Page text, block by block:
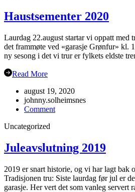
19.sept
Haustsementer 2020
Laurdag 22.august startar vi oppatt med
det frammøte ved «garasje Grønfur» kl.
ny sesong i det vi trur er fylkets eldste
Read More
august 19, 2020
johnny.solheimsnes
Commenton
Uncategorized
Juleavslutning 2019
2019 er snart historie, og vi har lagt bak
Tradisjonen tru: Siste laurdag før jul er
garasje. Her vert det som vanleg